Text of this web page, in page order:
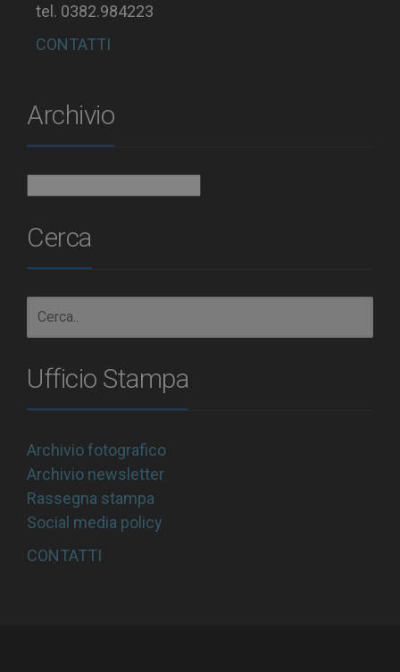
tel. 0382.984223
CONTATTI
Archivio
Cerca
Ufficio Stampa
Archivio fotografico
Archivio newsletter
Rassegna stampa
Social media policy
CONTATTI